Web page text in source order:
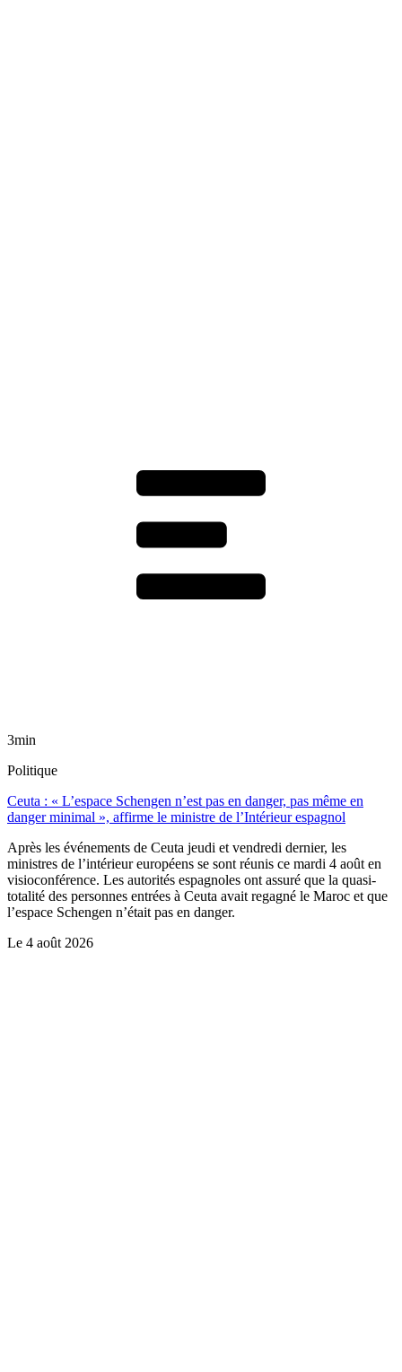
3min
Politique
Ceuta : « L’espace Schengen n’est pas en danger, pas même en
danger minimal », affirme le ministre de l’Intérieur espagnol
Après les événements de Ceuta jeudi et vendredi dernier, les
ministres de l’intérieur européens se sont réunis ce mardi 4 août en
visioconférence. Les autorités espagnoles ont assuré que la quasi-
totalité des personnes entrées à Ceuta avait regagné le Maroc et que
l’espace Schengen n’était pas en danger.
Le 4 août 2026